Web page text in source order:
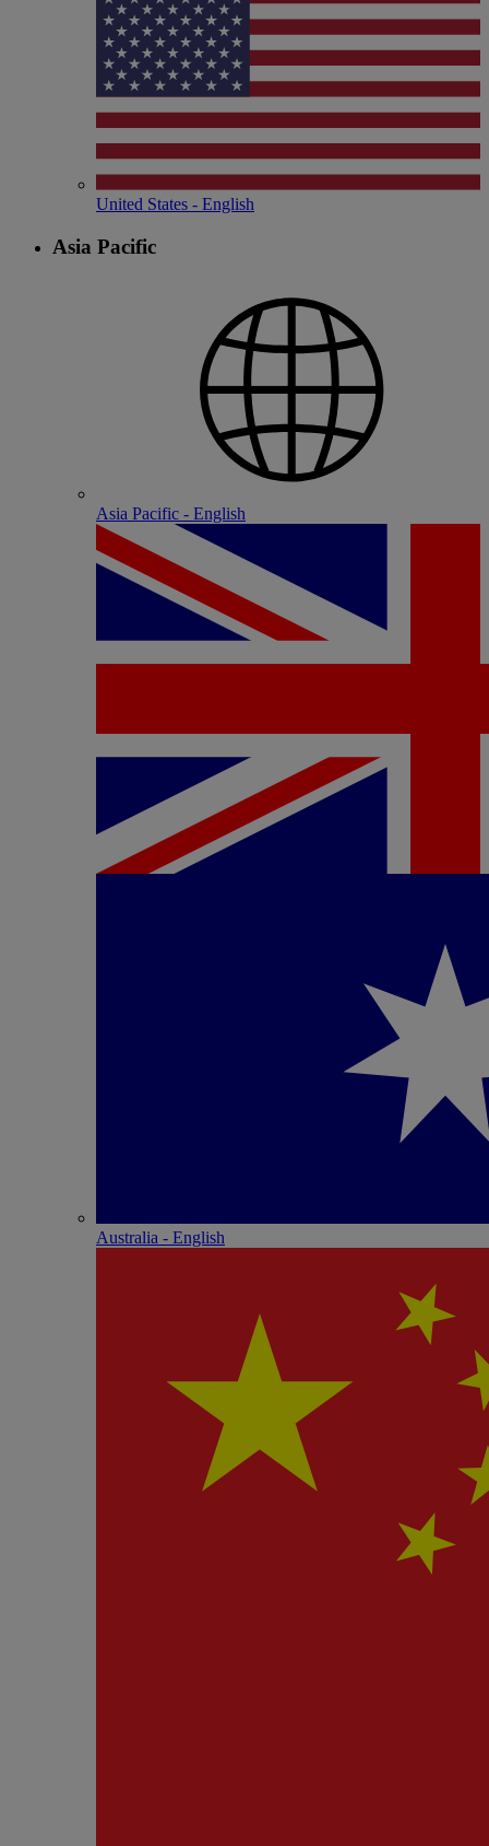
United States - English
Asia Pacific
Asia Pacific - English
Australia - English